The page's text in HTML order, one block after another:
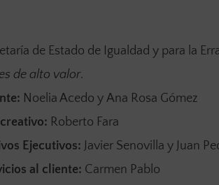
de Estado de Igualdad y para la
de alto valor.
Noelia Acedo y Ana Rosa Gómez
Roberto Fara
Ejecutivos: Javier Senovilla y Juan
al cliente: Carmen Pablo